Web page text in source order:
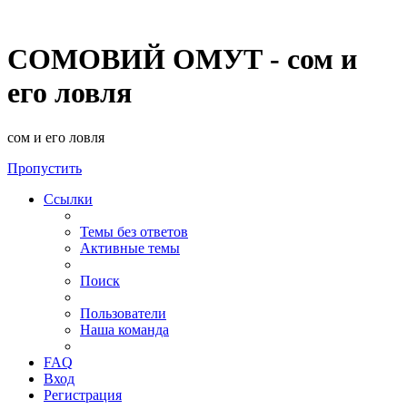
СОМОВИЙ ОМУТ - сом и
его ловля
сом и его ловля
Пропустить
Ссылки
Темы без ответов
Активные темы
Поиск
Пользователи
Наша команда
FAQ
Вход
Регистрация